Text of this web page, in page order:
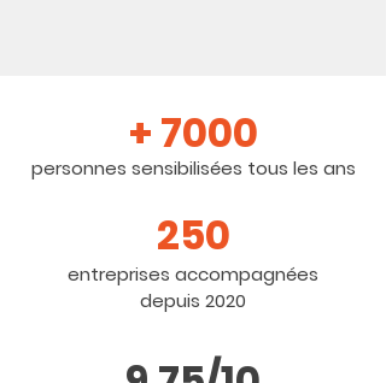
+ 7000
personnes sensibilisées tous les ans
250
entreprises accompagnées
depuis 2020